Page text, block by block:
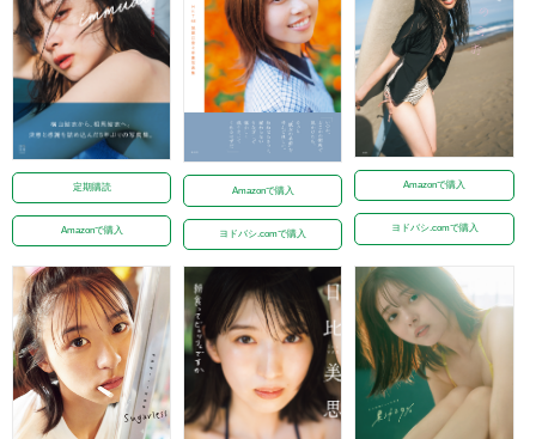
定期購読
Amazonで購入
Amazonで購入
ヨドバシ.comで購入
Amazonで購入
ヨドバシ.comで購入